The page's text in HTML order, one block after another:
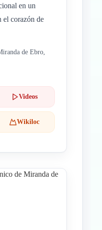
en un
el corazón de
de Ebro,
Videos
Wikiloc